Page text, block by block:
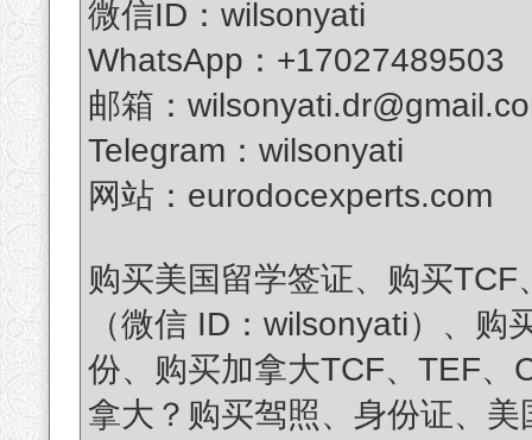
微信ID：wilsonyati
WhatsApp：+17027489503
邮箱：
Telegram：wilsonyati
网站：eurodocexperts.com
购买美国留学签证、购买
（微信 ID：wilsonyati）、
份、购买加拿大TCF、TEF、
拿大？购买驾照、身份证、